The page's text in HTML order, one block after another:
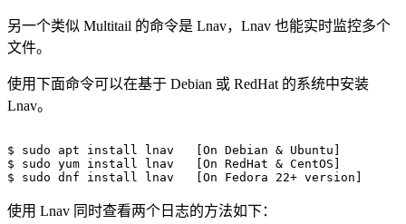
另一个类似 Multitail 的命令是 Lnav，Lnav 也能实时监控多个
文件。
使用下面命令可以在基于 Debian 或 RedHat 的系统中安装
Lnav。
$ sudo apt install lnav   [On Debian & Ubuntu]
$ sudo yum install lnav   [On RedHat & CentOS]
使用 Lnav 同时查看两个日志的方法如下：